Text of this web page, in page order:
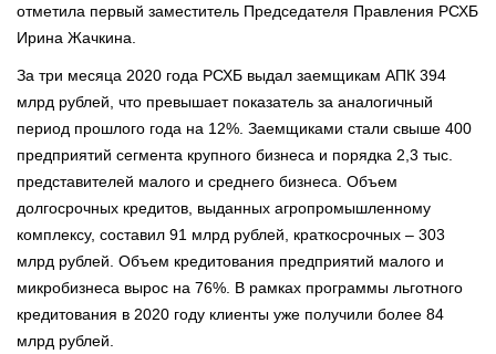
отметила первый заместитель Председателя Правления РСХБ
Ирина Жачкина.
За три месяца 2020 года РСХБ выдал заемщикам АПК 394
млрд рублей, что превышает показатель за аналогичный
период прошлого года на 12%. Заемщиками стали свыше 400
предприятий сегмента крупного бизнеса и порядка 2,3 тыс.
представителей малого и среднего бизнеса. Объем
долгосрочных кредитов, выданных агропромышленному
комплексу, составил 91 млрд рублей, краткосрочных – 303
млрд рублей. Объем кредитования предприятий малого и
микробизнеса вырос на 76%. В рамках программы льготного
кредитования в 2020 году клиенты уже получили более 84
млрд рублей.